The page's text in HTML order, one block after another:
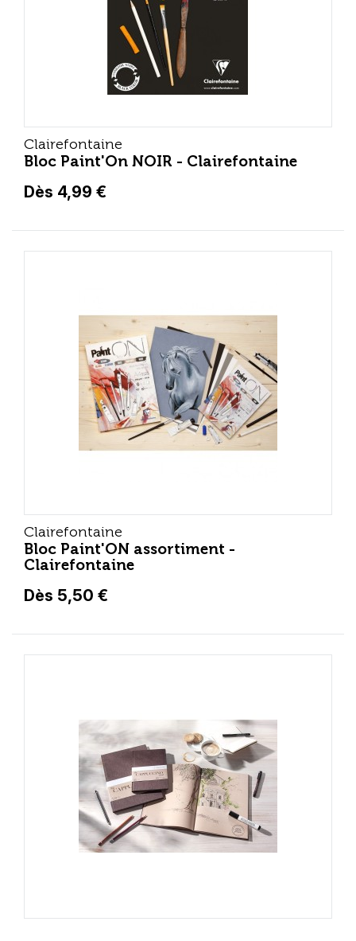
Clairefontaine
Bloc Paint'On NOIR - Clairefontaine
Dès 4,99 €
Clairefontaine
Bloc Paint'ON assortiment -
Clairefontaine
Dès 5,50 €